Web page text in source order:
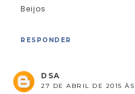
Beijos
RESPONDER
DSA
27 DE ABRIL DE 2015 ÀS